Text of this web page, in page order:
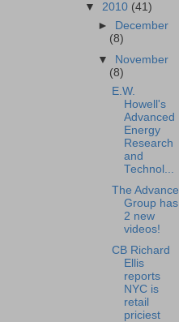
▼ 2010 (41)
►
December
(8)
▼
November
(8)
E.W.
Howell's
Advanced
Energy
Research
and
Technol...
The Advance
Group has
2 new
videos!
CB Richard
Ellis
reports
NYC is
retail
priciest